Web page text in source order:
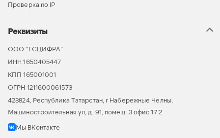
Проверка по IP
Реквизиты
ООО “ГСЦИФРА”
ИНН 1650405447
КПП 165001001
ОГРН 1211600061573
423824, Республика Татарстан, г Набережные Челны,
Машиностроительная ул, д. 91, помещ. 3 офис 17.2
Мы ВКонтакте